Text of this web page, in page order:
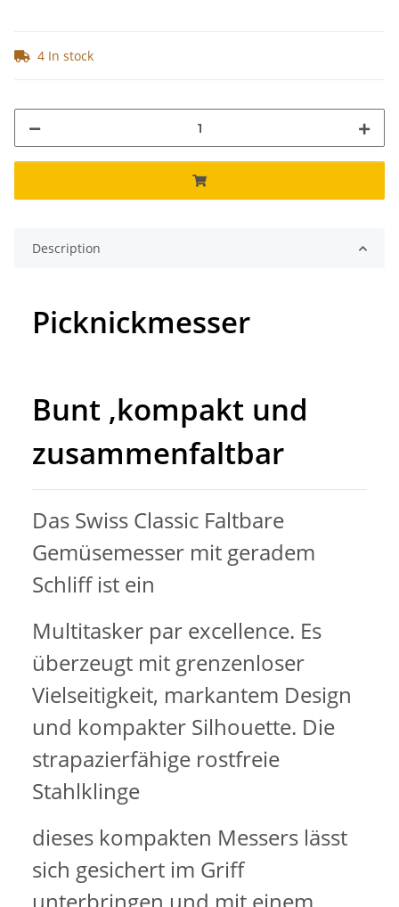
4 In stock
Description
Picknickmesser
Bunt ,kompakt und
zusammenfaltbar
Das Swiss Classic Faltbare
Gemüsemesser mit geradem
Schliff ist ein
Multitasker par excellence. Es
überzeugt mit grenzenloser
Vielseitigkeit, markantem Design
und kompakter Silhouette. Die
strapazierfähige rostfreie
Stahlklinge
dieses kompakten Messers lässt
sich gesichert im Griff